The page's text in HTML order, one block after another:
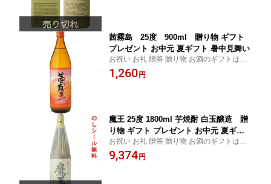
茜霧島 25度 900ml 贈り物 ギフト
プレゼント お中元 夏ギフト 暑中見舞い
お祝い お礼 贈答 贈り物 お酒のギフトはお
任せ下さい
1,260 円
魔王 25度 1800ml 芋焼酎 白玉醸造 贈
り物 ギフト プレゼント お中元 夏ギフ
ト 暑中見舞い
お祝い お礼 贈答 贈り物 お酒のギフトはお
任せ下さい
9,374 円